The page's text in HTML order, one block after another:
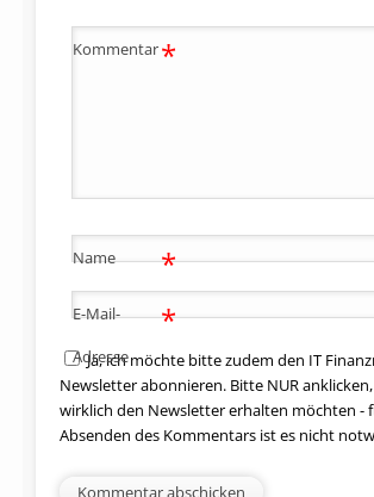
Kommentar*
Name *
E-Mail-
Adresse
*
Ja, ich möchte bitte zudem den IT
Newsletter abonnieren. Bitte NUR
wirklich den Newsletter erhalten möchten -
Absenden des Kommentars ist es nicht